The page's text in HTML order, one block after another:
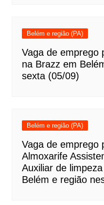
Belém e região (PA)
Vaga de emprego
na Brazz em
sexta (05/09)
Belém e região (PA)
Vaga de emprego
Almoxarife
Auxiliar de
Belém e região